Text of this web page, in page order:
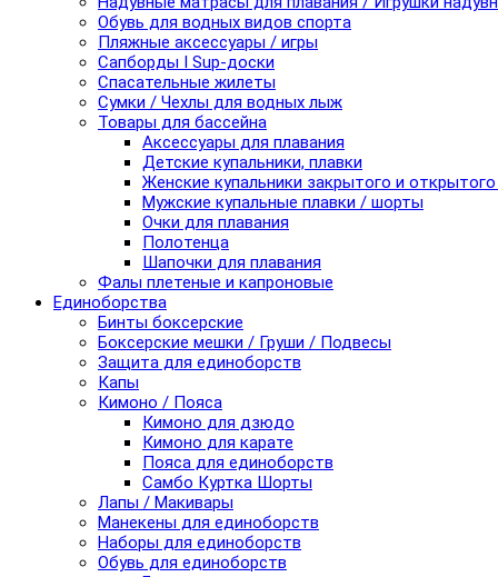
Обувь для водных видов спорта
Пляжные аксессуары / игры
Сапборды I Sup-доски
Спасательные жилеты
Сумки / Чехлы для водных лыж
Товары для бассейна
Аксессуары для плавания
Детские купальники, плавки
Женские купальники закрытого и
Мужские купальные плавки / шорты
Очки для плавания
Полотенца
Шапочки для плавания
Фалы плетеные и капроновые
Единоборства
Бинты боксерские
Боксерские мешки / Груши / Подвесы
Защита для единоборств
Капы
Кимоно / Пояса
Кимоно для дзюдо
Кимоно для карате
Пояса для единоборств
Самбо Куртка Шорты
Лапы / Макивары
Манекены для единоборств
Наборы для единоборств
Обувь для единоборств